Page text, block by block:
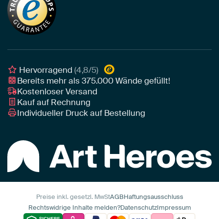
Leinwand
Leinwand für draußen
Akustik-Tipps
Tipps von unseren Botschaftern
Individuelle Einrichtungsberatung
Unser Team
Botschafter
Awards und Preise
Art Heroes App
Hervorragend(4,8/5)
Bereits mehr als375.000Wände gefüllt!
Kostenloser Versand
Kauf auf Rechnung
Individueller Druck auf Bestellung
Preise inkl. gesetzl. MwStAGBHaftungsausschluss
Rechtswidrige Inhalte melden?DatenschutzImpressum